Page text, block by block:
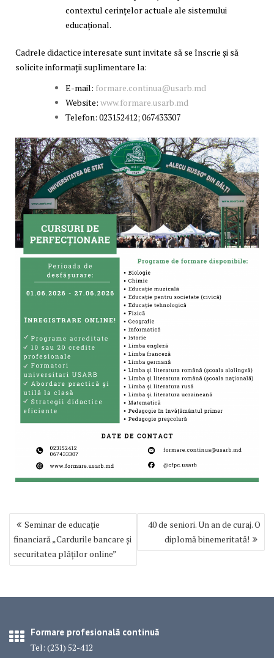
contextul cerințelor actuale ale sistemului
educațional.
Cadrele didactice interesate sunt invitate să se înscrie și să
solicite informații suplimentare la:
E-mail: formare.continua@usarb.md
Website: www.formare.usarb.md
Telefon: 023152412; 067433307
Navigare
în
articole
Seminar de educație
financiară „Cardurile bancare și
securitatea plăților online”
40 de seniori. Un an de curaj. O
diplomă binemeritată!
Formare profesională continuă
Tel: (231) 52-412